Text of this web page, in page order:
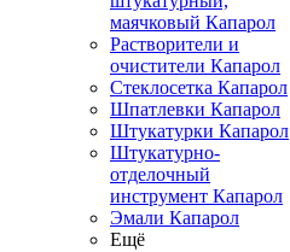
маячковый Капарол
Растворители и
очистители Капарол
Cтеклосетка Капарол
Шпатлевки Капарол
Штукатурки Капарол
Штукатурно-
отделочный
инструмент Капарол
Эмали Капарол
Ещё